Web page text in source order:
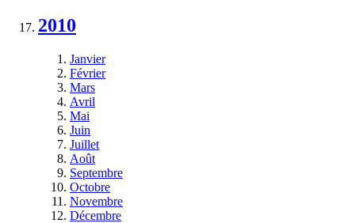
2010
Janvier
Février
Mars
Avril
Mai
Juin
Juillet
Août
Septembre
Octobre
Novembre
Décembre